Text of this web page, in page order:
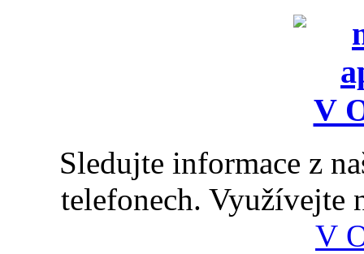
Sledujte informace z
telefonech. Využívejte
V